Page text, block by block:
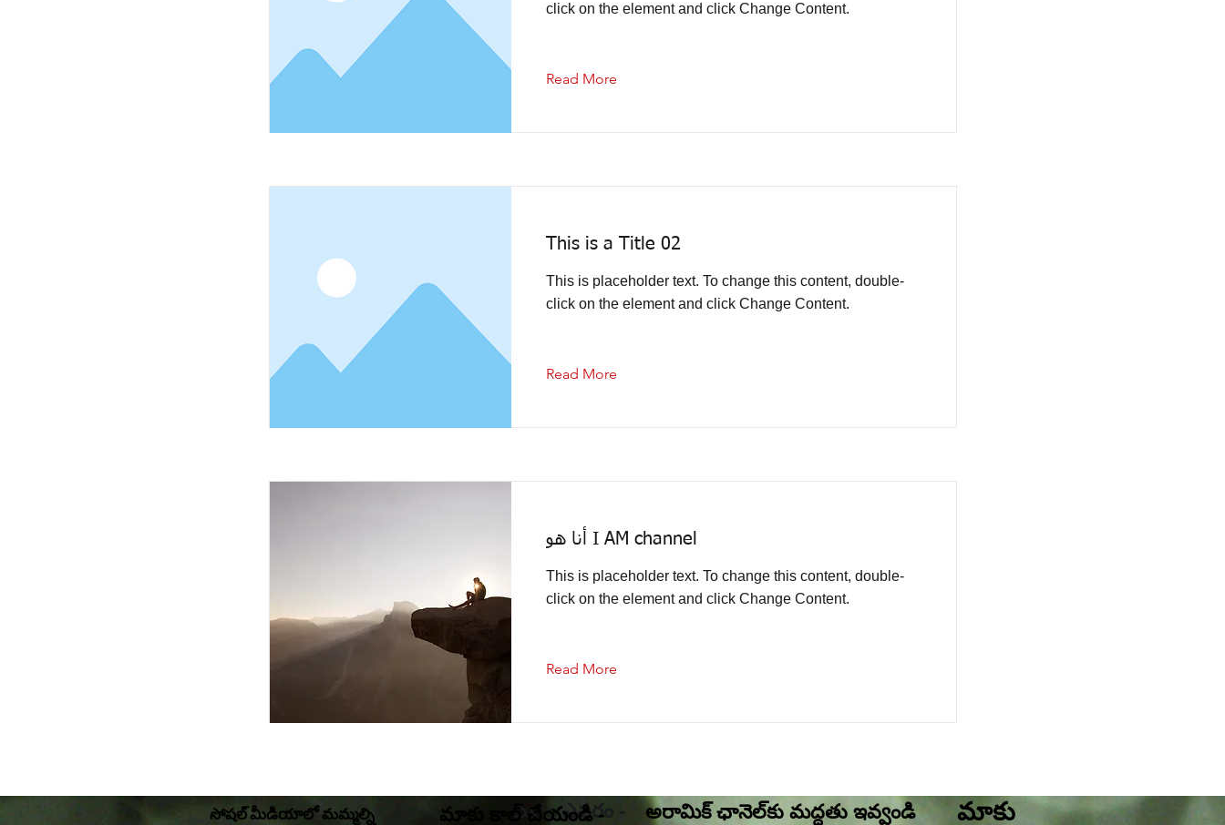
click on the element and click Change Content.
Read More
This is a Title 02
This is placeholder text. To change this content, double-
click on the element and click Change Content.
Read More
أنا هو I AM channel
This is placeholder text. To change this content, double-
click on the element and click Change Content.
Read More
సోషల్ మీడియాలో మమ్మల్ని మనం ఎవరం -
మాకు కాల్ చేయండి - అరామిక్ ఛానెల్‌కు మద్దతు ఇవ్వండి మాకు